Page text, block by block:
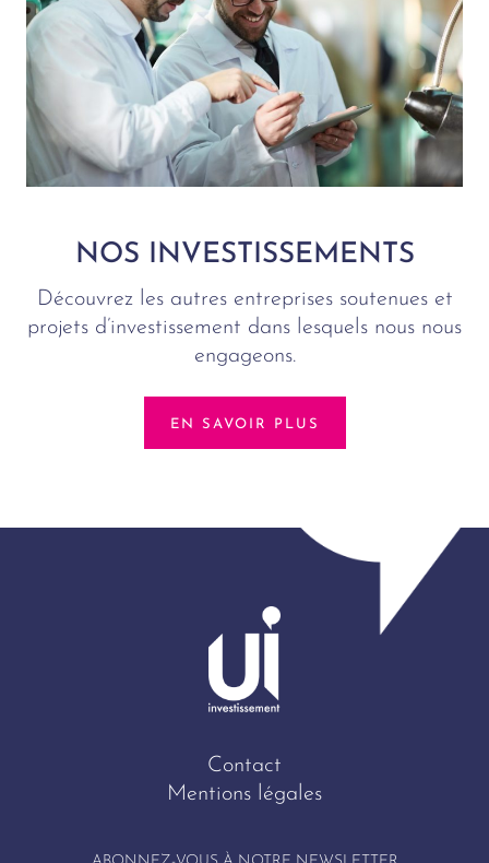
NOS INVESTISSEMENTS
Découvrez les autres entreprises soutenues et
projets d’investissement dans lesquels nous nous
engageons.
EN SAVOIR PLUS
Contact
Mentions légales